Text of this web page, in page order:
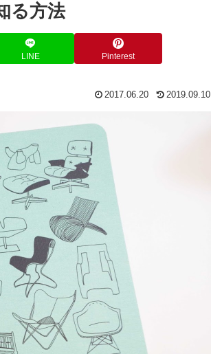
る方法
LINE Pinterest
2017.06.20 2019.09.10